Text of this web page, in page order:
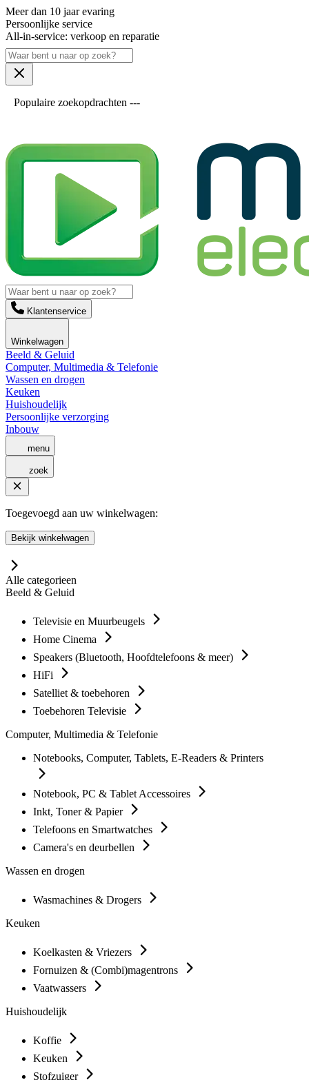
Meer dan 10 jaar evaring
Persoonlijke service
All-in-service: verkoop en reparatie
Populaire zoekopdrachten ---
Klantenservice
Winkelwagen
Beeld & Geluid
Computer, Multimedia & Telefonie
Wassen en drogen
Keuken
Huishoudelijk
Persoonlijke verzorging
Inbouw
menu
zoek
Toegevoegd aan uw winkelwagen:
Bekijk winkelwagen
Alle categorieen
Beeld & Geluid
Televisie en Muurbeugels
Home Cinema
Speakers (Bluetooth, Hoofdtelefoons & meer)
HiFi
Satelliet & toebehoren
Toebehoren Televisie
Computer, Multimedia & Telefonie
Notebooks, Computer, Tablets, E-Readers & Printers
Notebook, PC & Tablet Accessoires
Inkt, Toner & Papier
Telefoons en Smartwatches
Camera's en deurbellen
Wassen en drogen
Wasmachines & Drogers
Keuken
Koelkasten & Vriezers
Fornuizen & (Combi)magentrons
Vaatwassers
Huishoudelijk
Koffie
Keuken
Stofzuiger